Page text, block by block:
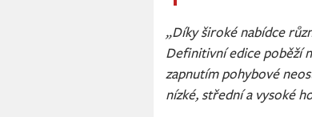
„Díky široké nabídce
Definitivní edice poběží
zapnutím pohybové
nízké, střední a vysoké